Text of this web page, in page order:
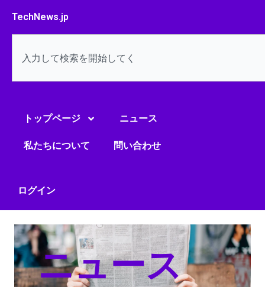
TechNews.jp
トップページ ニュース
私たちについて 問い合わせ
ログイン
ニュース